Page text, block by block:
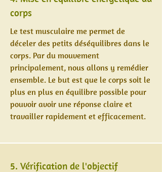
corps
Le test musculaire me permet de
déceler des petits déséquilibres dans le
corps. Par du mouvement
principalement, nous allons y remédier
ensemble. Le but est que le corps soit le
plus en plus en équilibre possible pour
pouvoir avoir une réponse claire et
travailler rapidement et efficacement.
5. Vérification de l'objectif